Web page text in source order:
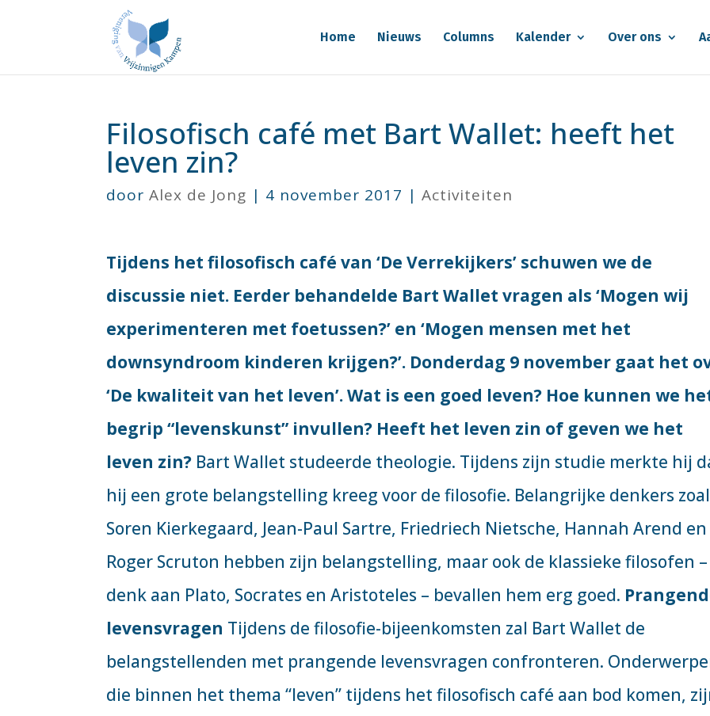
Home Nieuws Columns Kalender Over ons
Filosofisch café met Bart Wallet: heeft het
leven zin?
doorAlex de Jong | 4 november 2017 |Activiteiten
Tijdens het filosofisch café van ‘De Verrekijkers’ schuwen we de
discussie niet. Eerder behandelde Bart Wallet vragen als ‘Mogen wij
experimenteren met foetussen?’ en ‘Mogen mensen met het
downsyndroom kinderen krijgen?’. Donderdag 9 november gaat het
‘De kwaliteit van het leven’. Wat is een goed leven? Hoe kunnen we
begrip “levenskunst” invullen? Heeft het leven zin of geven we het
leven zin? Bart Wallet studeerde theologie. Tijdens zijn studie merkte hij
hij een grote belangstelling kreeg voor de filosofie. Belangrijke denkers
Soren Kierkegaard, Jean-Paul Sartre, Friedriech Nietsche, Hannah Arend en
Roger Scruton hebben zijn belangstelling, maar ook de klassieke filosofen –
denk aan Plato, Socrates en Aristoteles – bevallen hem erg goed.
levensvragen Tijdens de filosofie-bijeenkomsten zal Bart Wallet de
belangstellenden met prangende levensvragen confronteren.
die binnen het thema “leven” tijdens het filosofisch café aan bod komen,